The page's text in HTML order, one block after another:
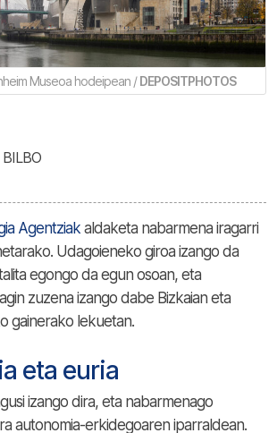
Museoa hodeipean /DEPOSITPHOTOS
Agentziak aldaketa nabarmena iragarri
Udagoieneko giroa izango da
egongo da egun osoan, eta
zuzena izango dabe Bizkaian eta
gainerako lekuetan.
eta euria
izango dira, eta nabarmenago
autonomia-erkidegoaren iparraldean.